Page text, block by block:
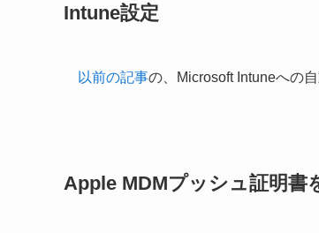
Intune設定
以前の記事の、Microsoft Intuneへの
Apple MDMプッシュ証明書